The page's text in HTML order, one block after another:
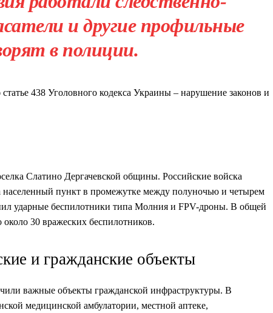
и другие профильные
в полиции.
438 Уголовного кодекса Украины – нарушение законов и
Слатино Дергачевской общины. Российские войска
пункт в промежутке между полуночью и четырем
ударные беспилотники типа Молния и FPV-дроны. В общей
30 вражеских беспилотников.
и гражданские объекты
важные объекты гражданской инфраструктуры. В
медицинской амбулатории, местной аптеке,